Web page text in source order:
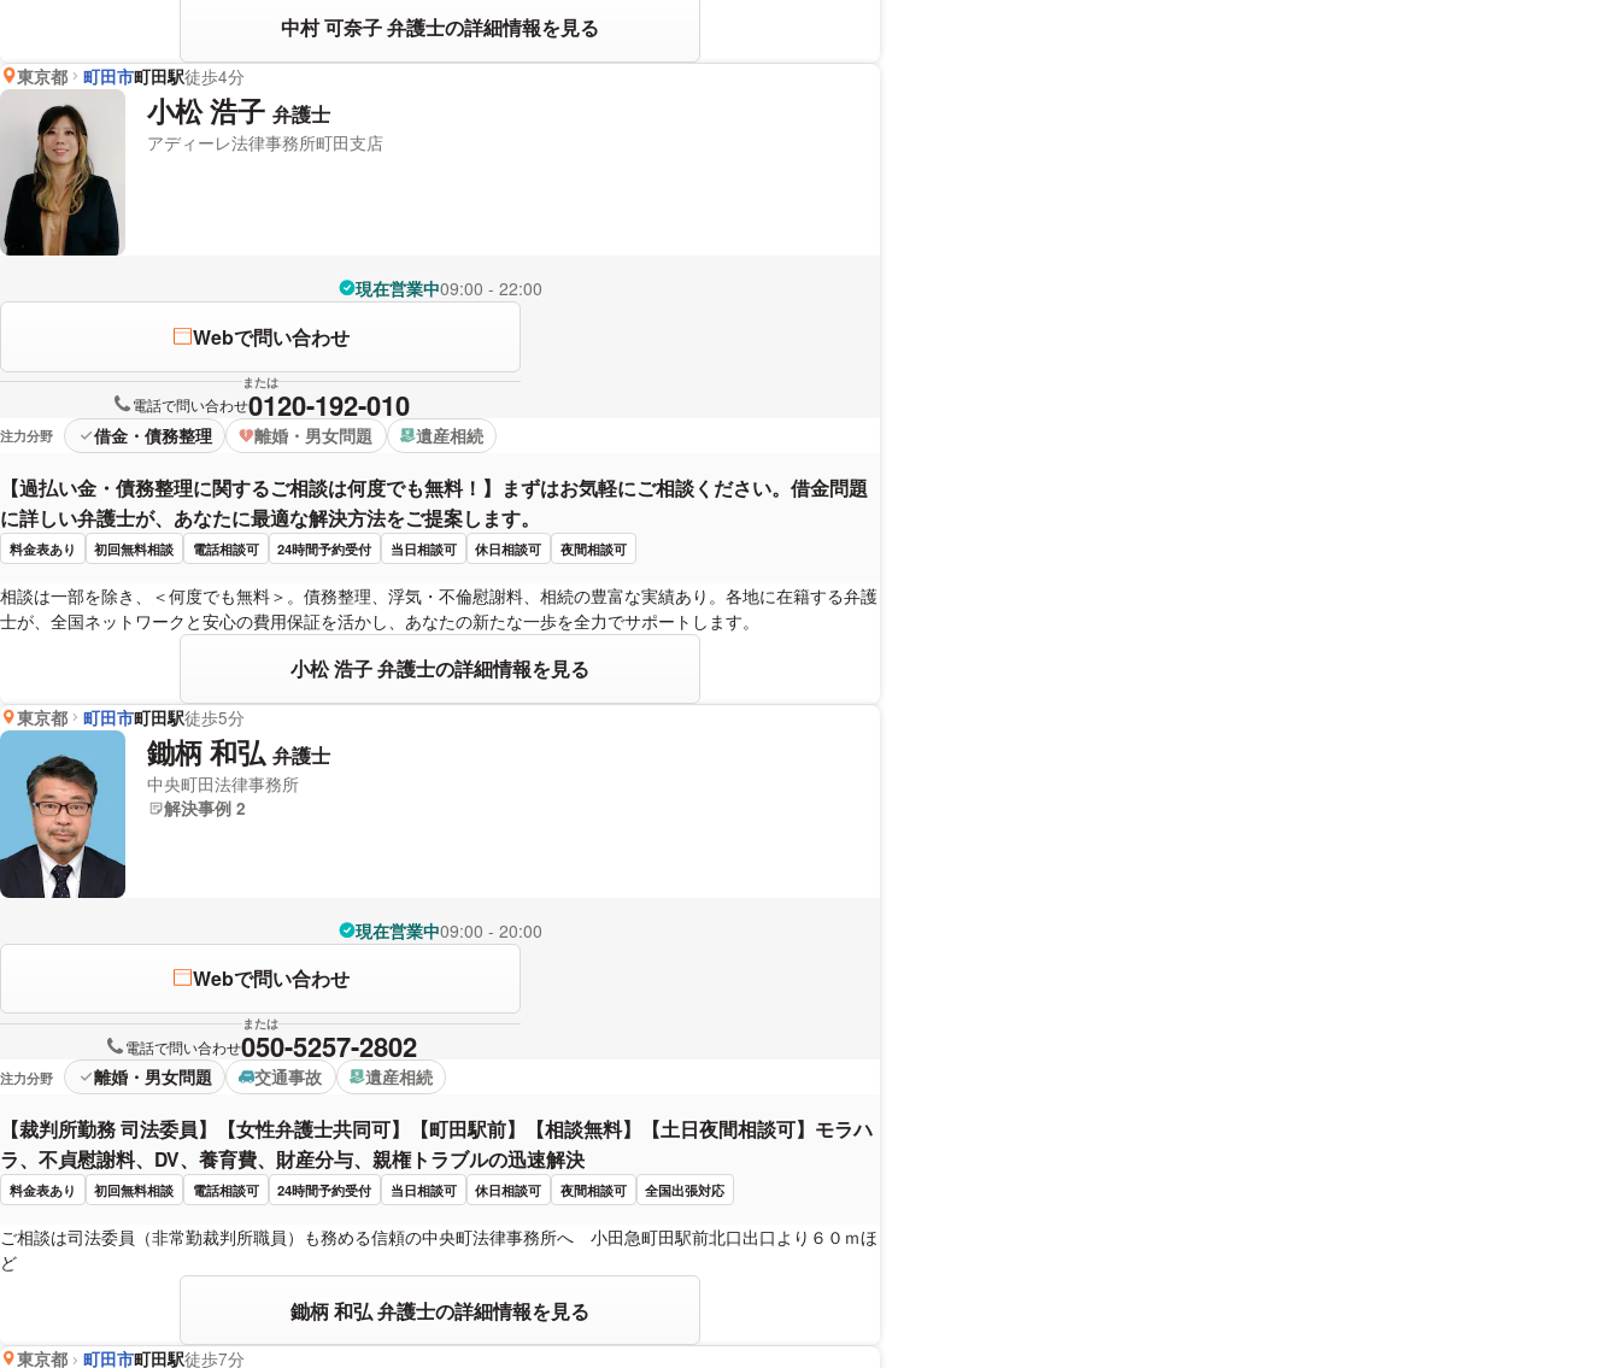
中村 可奈子 弁護士の詳細情報を見る
東京都 町田市町田駅徒歩4分
小松 浩子 弁護士
アディーレ法律事務所町田支店
現在営業中09:00 - 22:00
Webで問い合わせ
または
電話で問い合わせ0120-192-010
注力分野 借金・債務整理 離婚・男女問題 遺産相続
【過払い金・債務整理に関するご相談は何度でも無料！】まずはお気軽にご相談ください。借金問題
に詳しい弁護士が、あなたに最適な解決方法をご提案します。
料金表あり 初回無料相談 電話相談可 24時間予約受付 当日相談可 休日相談可 夜間相談可
相談は一部を除き、＜何度でも無料＞。債務整理、浮気・不倫慰謝料、相続の豊富な実績あり。各地に在籍する弁護
士が、全国ネットワークと安心の費用保証を活かし、あなたの新たな一歩を全力でサポートします。
小松 浩子 弁護士の詳細情報を見る
東京都 町田市町田駅徒歩5分
鋤柄 和弘 弁護士
中央町田法律事務所
解決事例 2
現在営業中09:00 - 20:00
Webで問い合わせ
または
電話で問い合わせ050-5257-2802
注力分野 離婚・男女問題 交通事故 遺産相続
【裁判所勤務 司法委員】【女性弁護士共同可】【町田駅前】【相談無料】【土日夜間相談可】モラハ
ラ、不貞慰謝料、DV、養育費、財産分与、親権トラブルの迅速解決
料金表あり 初回無料相談 電話相談可 24時間予約受付 当日相談可 休日相談可 夜間相談可 全国出張対応
ご相談は司法委員（非常勤裁判所職員）も務める信頼の中央町法律事務所へ 小田急町田駅前北口出口より６０ｍほ
ど
鋤柄 和弘 弁護士の詳細情報を見る
東京都 町田市町田駅徒歩7分